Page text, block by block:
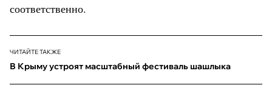
соответственно.
ЧИТАЙТЕ ТАКЖЕ
В Крыму устроят масштабный фестиваль шашлыка